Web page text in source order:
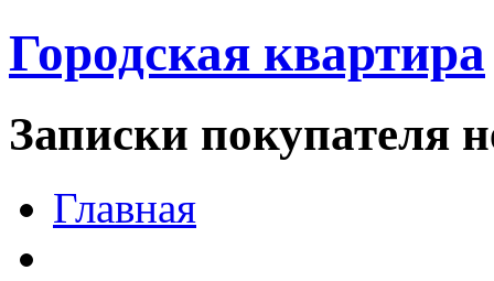
Городская квартира
Записки покупателя
Главная